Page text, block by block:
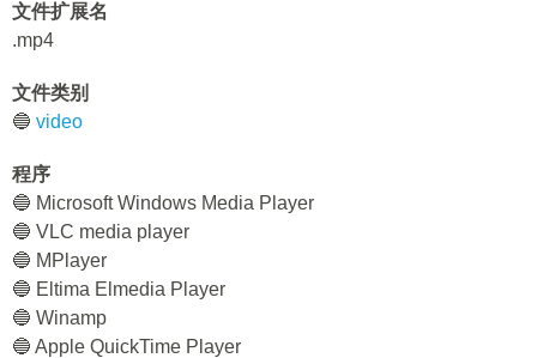
文件扩展名
.mp4
文件类别
🔵 video
程序
🔵 Microsoft Windows Media Player
🔵 VLC media player
🔵 MPlayer
🔵 Eltima Elmedia Player
🔵 Winamp
🔵 Apple QuickTime Player